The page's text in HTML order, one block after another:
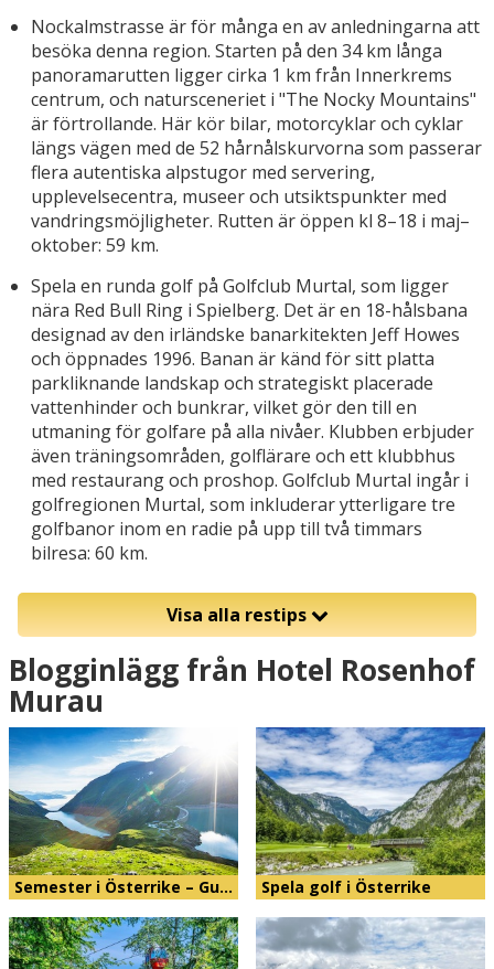
Nockalmstrasse är för många en av anledningarna att
besöka denna region. Starten på den 34 km långa
panoramarutten ligger cirka 1 km från Innerkrems
centrum, och natursceneriet i "The Nocky Mountains"
är förtrollande. Här kör bilar, motorcyklar och cyklar
längs vägen med de 52 hårnålskurvorna som passerar
flera autentiska alpstugor med servering,
upplevelsecentra, museer och utsiktspunkter med
vandringsmöjligheter. Rutten är öppen kl 8–18 i maj–
oktober: 59 km.
Spela en runda golf på Golfclub Murtal, som ligger
nära Red Bull Ring i Spielberg. Det är en 18-hålsbana
designad av den irländske banarkitekten Jeff Howes
och öppnades 1996. Banan är känd för sitt platta
parkliknande landskap och strategiskt placerade
vattenhinder och bunkrar, vilket gör den till en
utmaning för golfare på alla nivåer. Klubben erbjuder
även träningsområden, golflärare och ett klubbhus
med restaurang och proshop. Golfclub Murtal ingår i
golfregionen Murtal, som inkluderar ytterligare tre
golfbanor inom en radie på upp till två timmars
bilresa: 60 km.
Visa alla restips
Blogginlägg från Hotel Rosenhof
Murau
Semester i Österrike – Gu… Spela golf i Österrike